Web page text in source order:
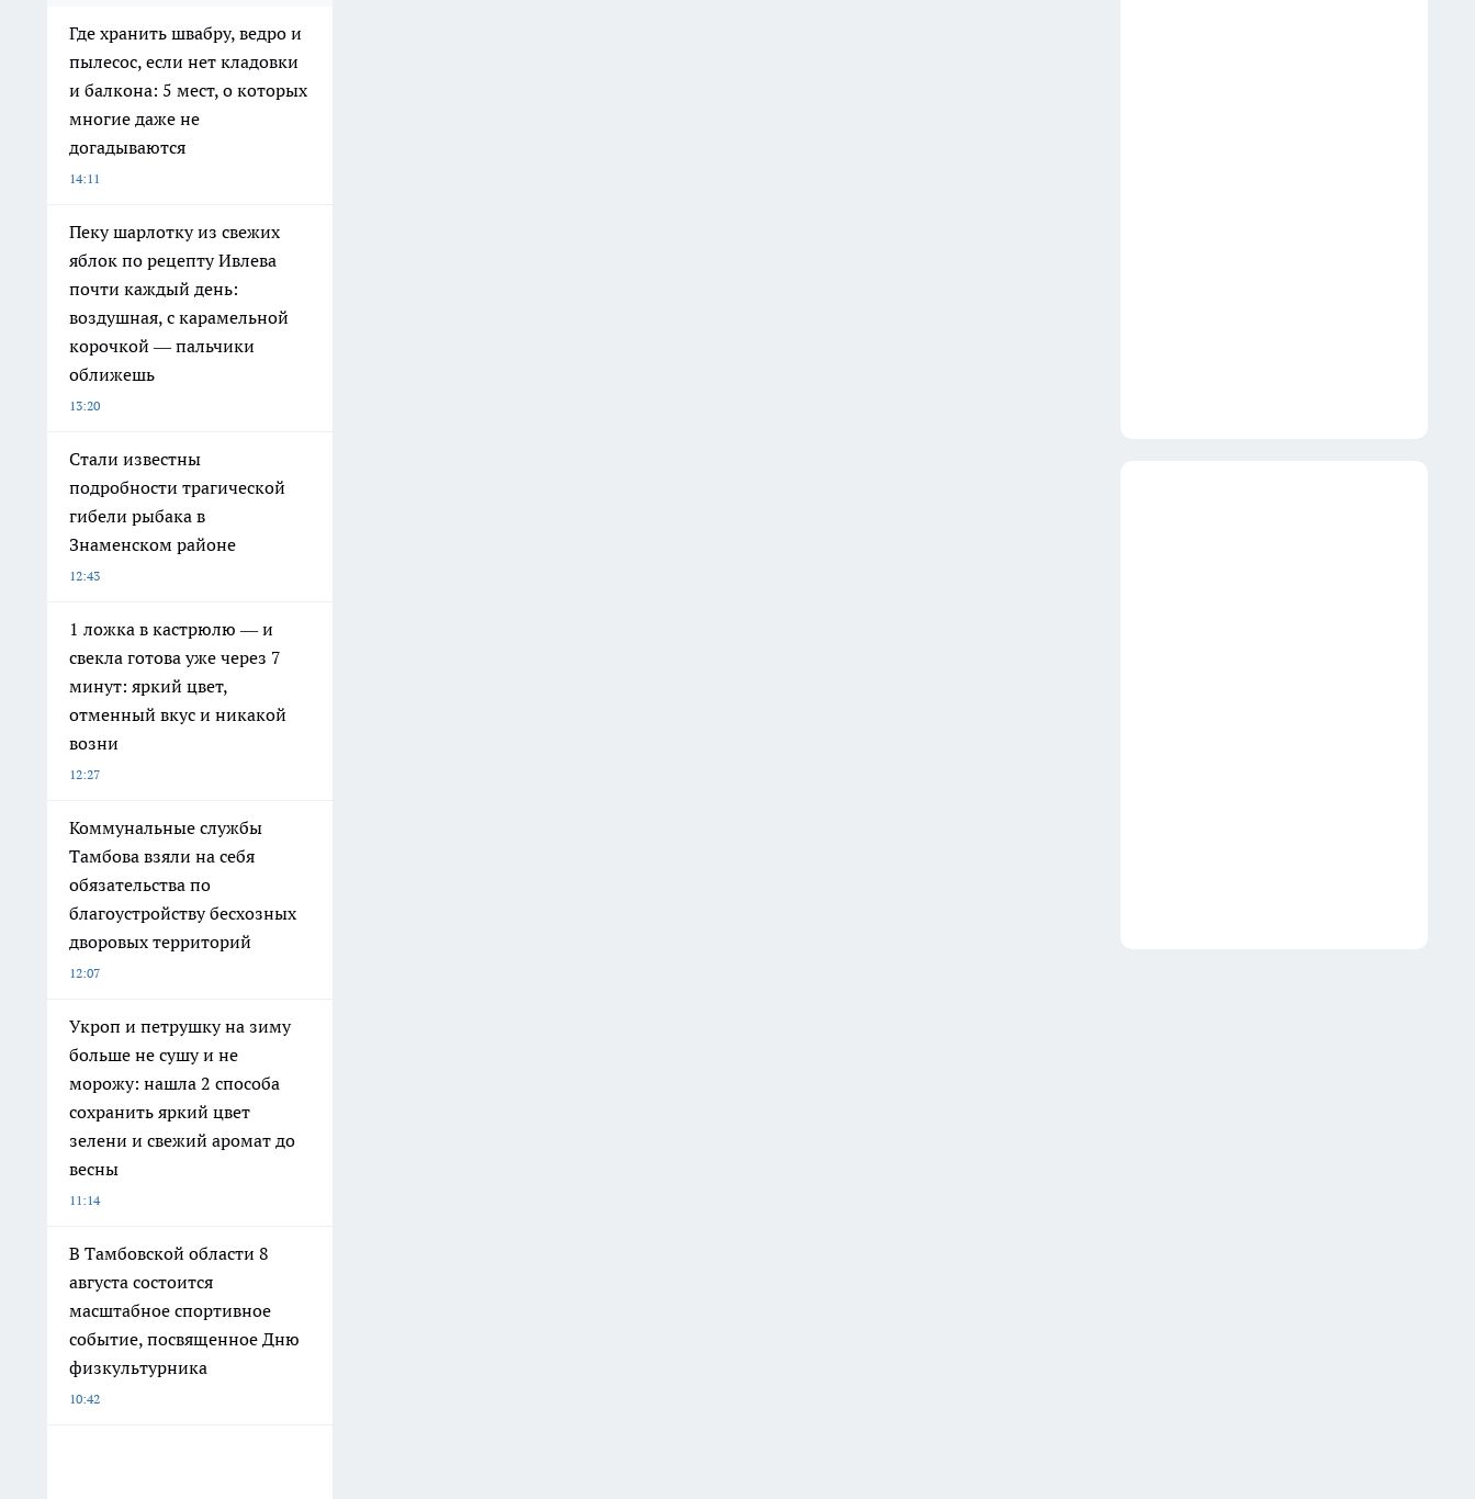
Где хранить швабру, ведро и
пылесос, если нет кладовки
и балкона: 5 мест, о которых
многие даже не
догадываются
14:11
Пеку шарлотку из свежих
яблок по рецепту Ивлева
почти каждый день:
воздушная, с карамельной
корочкой — пальчики
оближешь
13:20
Стали известны
подробности трагической
гибели рыбака в
Знаменском районе
12:43
1 ложка в кастрюлю — и
свекла готова уже через 7
минут: яркий цвет,
отменный вкус и никакой
возни
12:27
Коммунальные службы
Тамбова взяли на себя
обязательства по
благоустройству бесхозных
дворовых территорий
12:07
Укроп и петрушку на зиму
больше не сушу и не
морожу: нашла 2 способа
сохранить яркий цвет
зелени и свежий аромат до
весны
11:14
В Тамбовской области 8
августа состоится
масштабное спортивное
событие, посвященное Дню
физкультурника
10:42